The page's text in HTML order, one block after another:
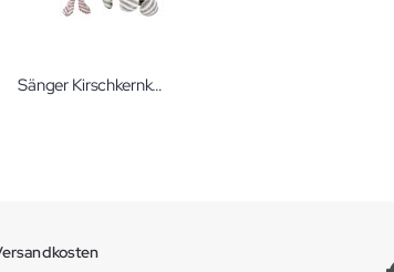
Sänger Kirschkernkissen Zoo-Baby Körnerkissen